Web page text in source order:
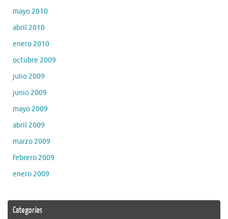
mayo 2010
abril 2010
enero 2010
octubre 2009
julio 2009
junio 2009
mayo 2009
abril 2009
marzo 2009
febrero 2009
enero 2009
Categorías